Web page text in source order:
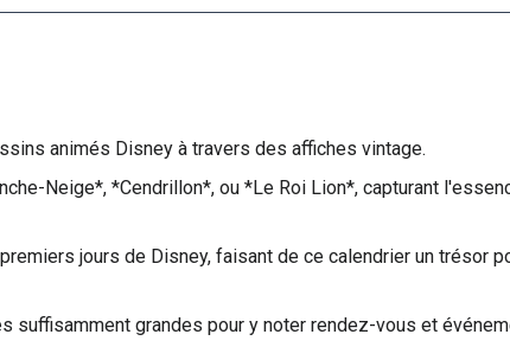
animés Disney à travers des affiches vintage.
Neige*, *Cendrillon*, ou *Le Roi Lion*, capturant
jours de Disney, faisant de ce calendrier un trésor
suffisamment grandes pour y noter rendez-vous et